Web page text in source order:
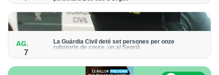
forma progressiva
AG.
7
La Guàrdia Civil deté set persones per onze
robatoris de coure, un al Segrià